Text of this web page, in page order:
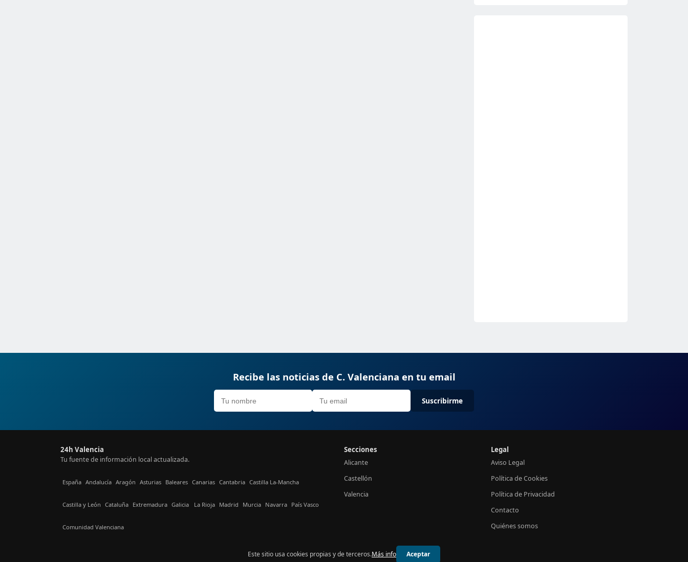
Recibe las noticias de C. Valenciana en tu email
Suscribirme
24h Valencia
Tu fuente de información local actualizada.
España Andalucía Aragón Asturias Baleares Canarias Cantabria Castilla La-Mancha
Castilla y León Cataluña Extremadura Galicia La Rioja Madrid Murcia Navarra País Vasco
Comunidad Valenciana
Secciones
Alicante
Castellón
Valencia
Legal
Aviso Legal
Política de Cookies
Política de Privacidad
Contacto
Quiénes somos
© 2026 24h Valencia
Este sitio usa cookies propias y de terceros.Más info Aceptar